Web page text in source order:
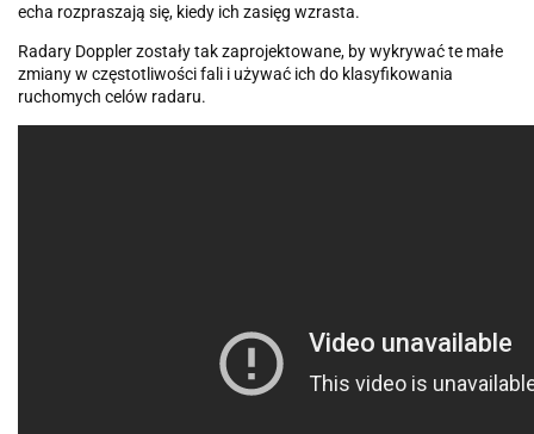
echa rozpraszają się, kiedy ich zasięg wzrasta.
Radary Doppler zostały tak zaprojektowane, by wykrywać te małe
zmiany w częstotliwości fali i używać ich do klasyfikowania
ruchomych celów radaru.